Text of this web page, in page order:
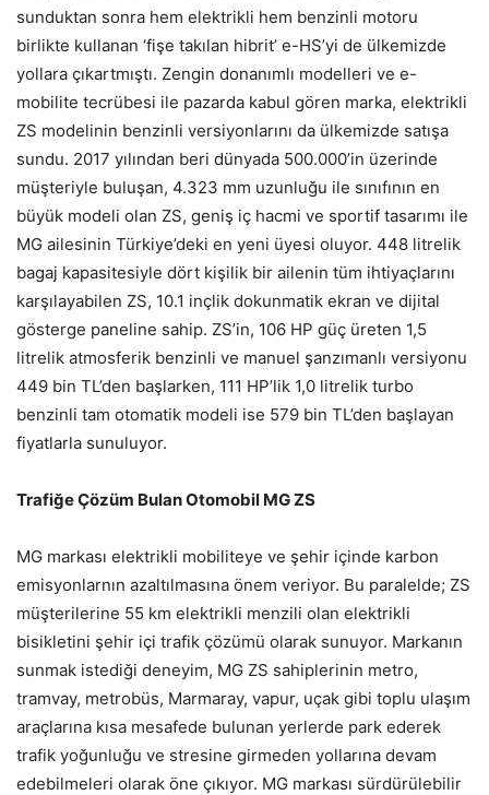
sunduktan sonra hem elektrikli hem benzinli motoru
birlikte kullanan ‘fişe takılan hibrit’ e-HS’yi de ülkemizde
yollara çıkartmıştı. Zengin donanımlı modelleri ve e-
mobilite tecrübesi ile pazarda kabul gören marka, elektrikli
ZS modelinin benzinli versiyonlarını da ülkemizde satışa
sundu. 2017 yılından beri dünyada 500.000’in üzerinde
müşteriyle buluşan, 4.323 mm uzunluğu ile sınıfının en
büyük modeli olan ZS, geniş iç hacmi ve sportif tasarımı ile
MG ailesinin Türkiye’deki en yeni üyesi oluyor. 448 litrelik
bagaj kapasitesiyle dört kişilik bir ailenin tüm ihtiyaçlarını
karşılayabilen ZS, 10.1 inçlik dokunmatik ekran ve dijital
gösterge paneline sahip. ZS’in, 106 HP güç üreten 1,5
litrelik atmosferik benzinli ve manuel şanzımanlı versiyonu
449 bin TL’den başlarken, 111 HP’lik 1,0 litrelik turbo
benzinli tam otomatik modeli ise 579 bin TL’den başlayan
fiyatlarla sunuluyor.
Trafiğe Çözüm Bulan Otomobil MG ZS
MG markası elektrikli mobiliteye ve şehir içinde karbon
emisyonlarnın azaltılmasına önem veriyor. Bu paralelde; ZS
müşterilerine 55 km elektrikli menzili olan elektrikli
bisikletini şehir içi trafik çözümü olarak sunuyor. Markanın
sunmak istediği deneyim, MG ZS sahiplerinin metro,
tramvay, metrobüs, Marmaray, vapur, uçak gibi toplu ulaşım
araçlarına kısa mesafede bulunan yerlerde park ederek
trafik yoğunluğu ve stresine girmeden yollarına devam
edebilmeleri olarak öne çıkıyor. MG markası sürdürülebilir